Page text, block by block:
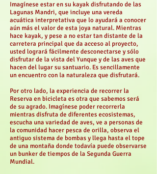
Imagínese estar en su kayak disfrutando de las
Lagunas Mandri, que incluye una vereda
acuática interpretativa que lo ayudará a conocer
aún más el valor de esta joya natural. Mientras
hace kayak, y pese a no estar tan distante de la
carretera principal que da acceso al proyecto,
usted logrará fácilmente desconectarse y sólo
disfrutar de la vista del Yunque y de las aves que
hacen del lugar su santuario. Es sencillamente
un encuentro con la naturaleza que disfrutará.
Por otro lado, la experiencia de recorrer la
Reserva en bicicleta es otra que sabemos será
de su agrado. Imagínese poder recorrerla
mientras disfruta de diferentes ecosistemas,
escucha una variedad de aves, ve a personas de
la comunidad hacer pesca de orilla, observa el
antiguo sistema de bombas y llega hasta el tope
de una montaña donde todavía puede observarse
un bunker de tiempos de la Segunda Guerra
Mundial.